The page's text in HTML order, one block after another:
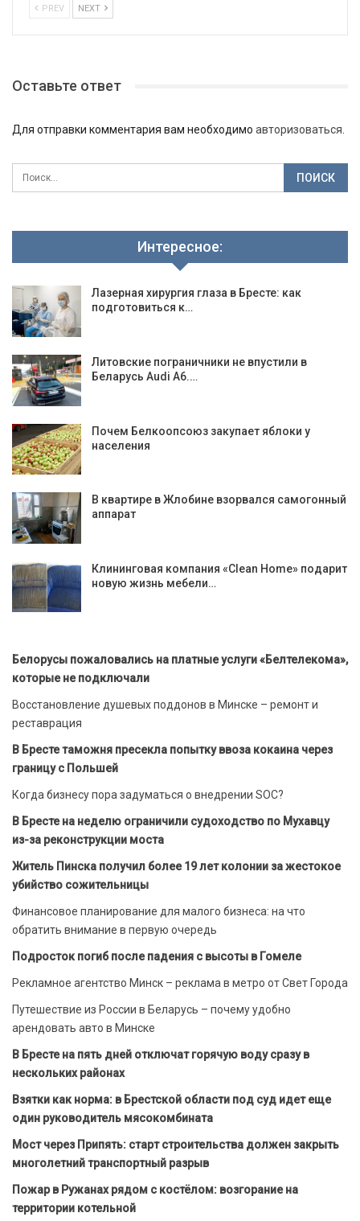
PREV NEXT
Оставьте ответ
Для отправки комментария вам необходимо авторизоваться.
Интересное:
Лазерная хирургия глаза в Бресте: как
подготовиться к…
Литовские пограничники не впустили в
Беларусь Audi A6.…
Почем Белкоопсоюз закупает яблоки у
населения
В квартире в Жлобине взорвался самогонный
аппарат
Клининговая компания «Clean Home» подарит
новую жизнь мебели…
Белорусы пожаловались на платные услуги «Белтелекома»,
которые не подключали
Восстановление душевых поддонов в Минске – ремонт и
реставрация
В Бресте таможня пресекла попытку ввоза кокаина через
границу с Польшей
Когда бизнесу пора задуматься о внедрении SOC?
В Бресте на неделю ограничили судоходство по Мухавцу
из-за реконструкции моста
Житель Пинска получил более 19 лет колонии за жестокое
убийство сожительницы
Финансовое планирование для малого бизнеса: на что
обратить внимание в первую очередь
Подросток погиб после падения с высоты в Гомеле
Рекламное агентство Минск – реклама в метро от Свет Города
Путешествие из России в Беларусь – почему удобно
арендовать авто в Минске
В Бресте на пять дней отключат горячую воду сразу в
нескольких районах
Взятки как норма: в Брестской области под суд идет еще
один руководитель мясокомбината
Мост через Припять: старт строительства должен закрыть
многолетний транспортный разрыв
Пожар в Ружанах рядом с костёлом: возгорание на
территории котельной